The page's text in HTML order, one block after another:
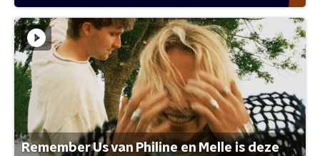
Remember Us van Philine en Melle is deze